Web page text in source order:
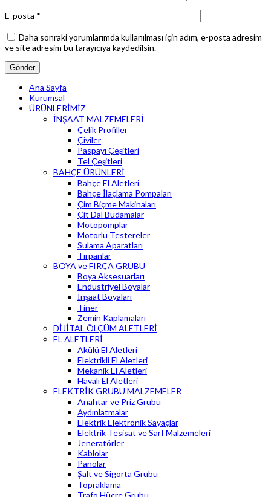
E-posta *
Daha sonraki yorumlarımda kullanılması için adım, e-posta adresim
ve site adresim bu tarayıcıya kaydedilsin.
Ana Sayfa
Kurumsal
ÜRÜNLERİMİZ
İNŞAAT MALZEMELERİ
Çelik Profiller
Çiviler
Paspayı Çeşitleri
Tel Çeşitleri
BAHÇE ÜRÜNLERİ
Bahçe El Aletleri
Bahçe İlaçlama Pompaları
Çim Biçme Makinaları
Çit Dal Budamalar
Motopomplar
Motorlu Testereler
Sulama Aparatları
Tırpanlar
BOYA ve FIRÇA GRUBU
Boya Aksesuarları
Endüstriyel Boyalar
İnşaat Boyaları
Tiner
Zemin Kaplamaları
DİJİTAL ÖLÇÜM ALETLERİ
EL ALETLERİ
Akülü El Aletleri
Elektrikli El Aletleri
Mekanik El Aletleri
Havalı El Aletleri
ELEKTRİK GRUBU MALZEMELER
Anahtar ve Priz Grubu
Aydınlatmalar
Elektrik Elektronik Sayaçlar
Elektrik Tesisat ve Sarf Malzemeleri
Jeneratörler
Kablolar
Panolar
Şalt ve Sigorta Grubu
Topraklama
Trafo Hücre Grubu